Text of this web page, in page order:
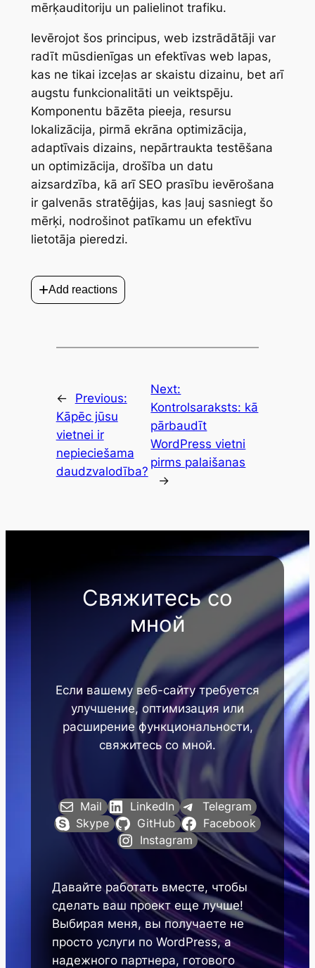
mērķauditoriju un palielinot trafiku.
Ievērojot šos principus, web izstrādātāji var
radīt mūsdienīgas un efektīvas web lapas,
kas ne tikai izceļas ar skaistu dizainu, bet arī
augstu funkcionalitāti un veiktspēju.
Komponentu bāzēta pieeja, resursu
lokalizācija, pirmā ekrāna optimizācija,
adaptīvais dizains, nepārtraukta testēšana
un optimizācija, drošība un datu
aizsardzība, kā arī SEO prasību ievērošana
ir galvenās stratēģijas, kas ļauj sasniegt šo
mērķi, nodrošinot patīkamu un efektīvu
lietotāja pieredzi.
+Add reactions
←
Previous:
Kāpēc jūsu
vietnei ir
nepieciešama
daudzvalodība?
Next:
Kontrolsaraksts: kā
pārbaudīt
WordPress vietni
pirms palaišanas
→
Свяжитесь со
мной
Если вашему веб-сайту требуется
улучшение, оптимизация или
расширение функциональности,
свяжитесь со мной.
Mail LinkedIn
Telegram
Skype
GitHub
Facebook
Instagram
Давайте работать вместе, чтобы
сделать ваш проект еще лучше!
Выбирая меня, вы получаете не
просто услуги по WordPress, а
надежного партнера, готового